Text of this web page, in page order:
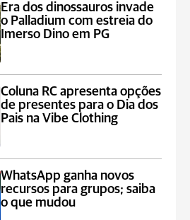
Era dos dinossauros invade
o Palladium com estreia do
Imerso Dino em PG
Coluna RC apresenta opções
de presentes para o Dia dos
Pais na Vibe Clothing
WhatsApp ganha novos
recursos para grupos; saiba
o que mudou